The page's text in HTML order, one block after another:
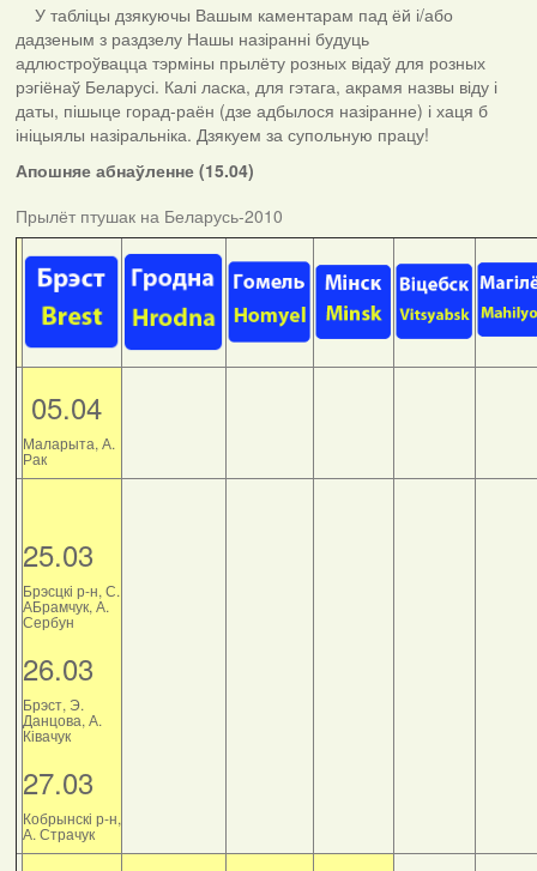
У табліцы дзякуючы Вашым каментарам пад ёй і/або
дадзеным з раздзелу Нашы назіранні будуць
адлюстроўвацца тэрміны прылёту розных відаў для розных
рэгіёнаў Беларусі. Калі ласка, для гэтага, акрамя назвы віду і
даты, пішыце горад-раён (дзе адбылося назіранне) і хаця б
ініцыялы назіральніка. Дзякуем за супольную працу!
Апошняе абнаўленне (15.04)
Прылёт птушак на Беларусь-2010
05.04
Маларыта, А.
Рак
25.03
Брэсцкі р-н, С.
АБрамчук, А.
Сербун
26.03
Брэст, Э.
Данцова, А.
Ківачук
27.03
Кобрынскі р-н,
А. Страчук